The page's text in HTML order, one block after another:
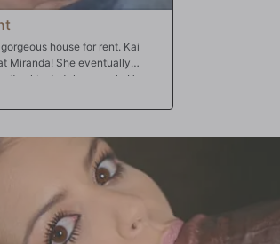
house for rent. Kai
Miranda! She eventually
him to take a peek. He
Miranda gets his hard cock in